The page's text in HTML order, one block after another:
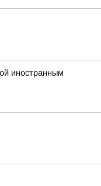
иностранным